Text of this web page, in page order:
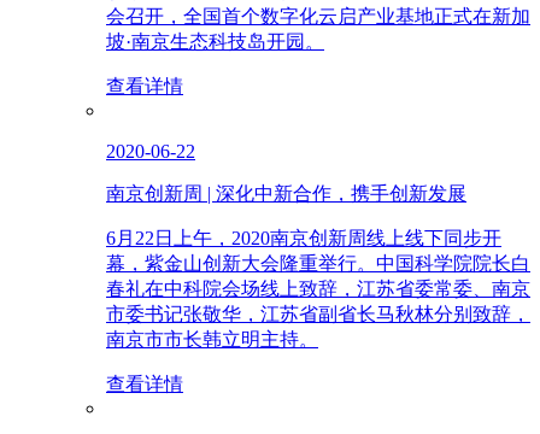
会召开，全国首个数字化云启产业基地正式在新加
坡·南京生态科技岛开园。
查看详情
2020-06-22
南京创新周 | 深化中新合作，携手创新发展
6月22日上午，2020南京创新周线上线下同步开
幕，紫金山创新大会隆重举行。中国科学院院长白
春礼在中科院会场线上致辞，江苏省委常委、南京
市委书记张敬华，江苏省副省长马秋林分别致辞，
南京市市长韩立明主持。
查看详情